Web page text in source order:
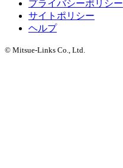
プライバシーポリシー
サイトポリシー
ヘルプ
© Mitsue-Links Co., Ltd.